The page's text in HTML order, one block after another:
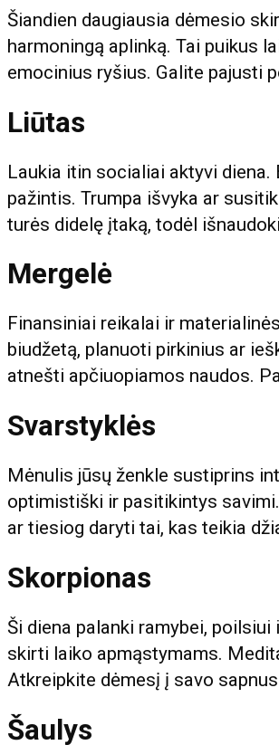
Šiandien daugiausia dėmesio
harmoningą aplinką. Tai puikus
emocinius ryšius. Galite pajusti
Liūtas
Laukia itin socialiai aktyvi
pažintis. Trumpa išvyka ar
turės didelę įtaką, todėl
Mergelė
Finansiniai reikalai ir
biudžetą, planuoti pirkinius ar
atnešti apčiuopiamos naudos.
Svarstyklės
Mėnulis jūsų ženkle sustiprins
optimistiški ir pasitikintys
ar tiesiog daryti tai, kas teikia
Skorpionas
Ši diena palanki ramybei,
skirti laiko apmąstymams.
Atkreipkite dėmesį į savo
Šaulys